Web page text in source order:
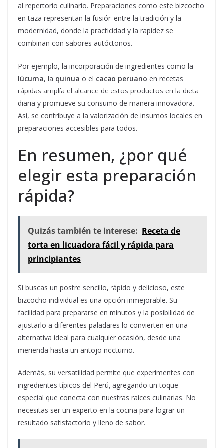
al repertorio culinario. Preparaciones como este bizcocho
en taza representan la fusión entre la tradición y la
modernidad, donde la practicidad y la rapidez se
combinan con sabores autóctonos.
Por ejemplo, la incorporación de ingredientes como la
lúcuma, la quinua o el cacao peruano en recetas
rápidas amplía el alcance de estos productos en la dieta
diaria y promueve su consumo de manera innovadora.
Así, se contribuye a la valorización de insumos locales en
preparaciones accesibles para todos.
En resumen, ¿por qué
elegir esta preparación
rápida?
Quizás también te interese: Receta de
torta en licuadora fácil y rápida para
principiantes
Si buscas un postre sencillo, rápido y delicioso, este
bizcocho individual es una opción inmejorable. Su
facilidad para prepararse en minutos y la posibilidad de
ajustarlo a diferentes paladares lo convierten en una
alternativa ideal para cualquier ocasión, desde una
merienda hasta un antojo nocturno.
Además, su versatilidad permite que experimentes con
ingredientes típicos del Perú, agregando un toque
especial que conecta con nuestras raíces culinarias. No
necesitas ser un experto en la cocina para lograr un
resultado satisfactorio y lleno de sabor.